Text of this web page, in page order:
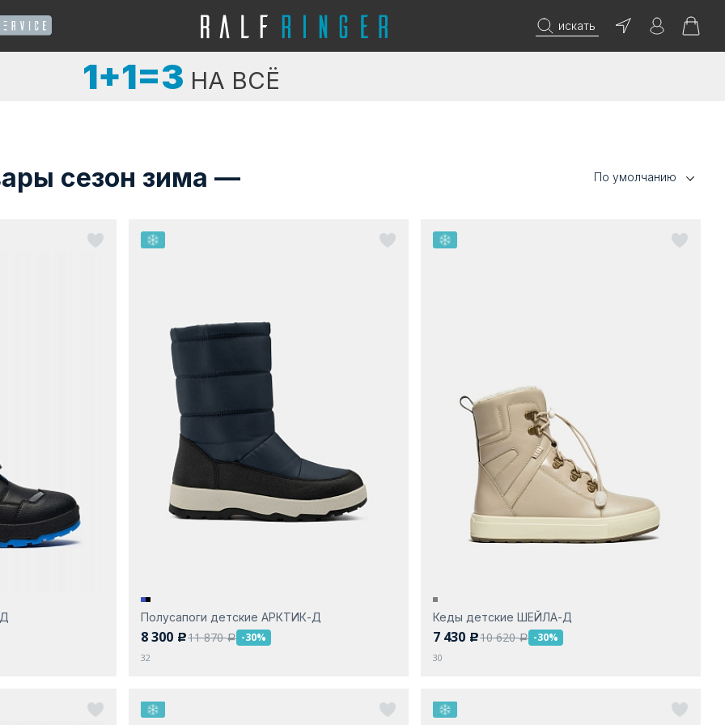
искать
1+1=3 НА ВСЁ
сезон зима — По умолчанию
Полусапоги детские АРКТИК-Д
8 300 c11 870a -30%
32
Кеды детские ШЕЙЛА-Д
7 430 c10 620a -30%
30